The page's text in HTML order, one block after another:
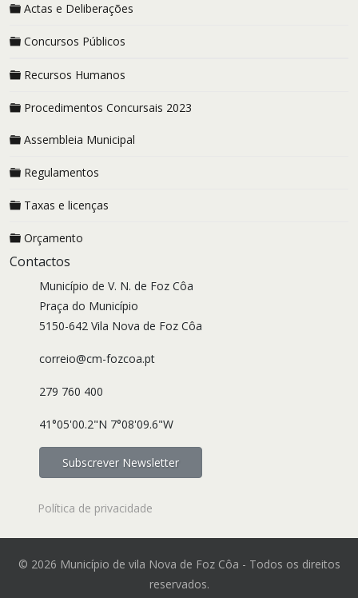
Actas e Deliberações
Concursos Públicos
Recursos Humanos
Procedimentos Concursais 2023
Assembleia Municipal
Regulamentos
Taxas e licenças
Orçamento
Contactos
Município de V. N. de Foz Côa
Praça do Município
5150-642 Vila Nova de Foz Côa
correio@cm-fozcoa.pt
279 760 400
41°05'00.2"N 7°08'09.6"W
Subscrever Newsletter
Política de privacidade
© 2026 Município de vila Nova de Foz Côa - Todos os direitos
reservados.